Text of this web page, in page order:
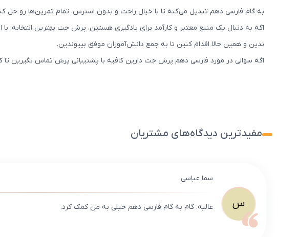
به گام فارسی دهم تبدیل می‌کنه تا با خیال راحت و بدون استرس، تمام تمرین‌ها رو حل
اگه به دنبال یک منبع معتبر و کارآمد برای یادگیری هستین، پرش جت بهترین
ندین و همین حالا اقدام کنین تا به جمع دانش‌آموزان موفق بپیوندین.
اگه سوالی در مورد فارسی دهم پرش جت دارین کافیه با پشتیبانی پرش تماس بگیرین تا
مفیدترین دیدگاه‌های مشتریان
س
سما عباسی
عالیه. گام به گام فارسی دهم خیلی به من کمک کرد.